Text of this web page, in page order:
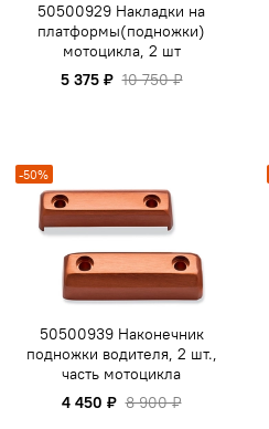
50500929 Накладки на
платформы(подножки)
мотоцикла, 2 шт
5 375 ₽ 10 750 ₽
-50%
50500939 Наконечник
подножки водителя, 2 шт.,
часть мотоцикла
4 450 ₽ 8 900 ₽